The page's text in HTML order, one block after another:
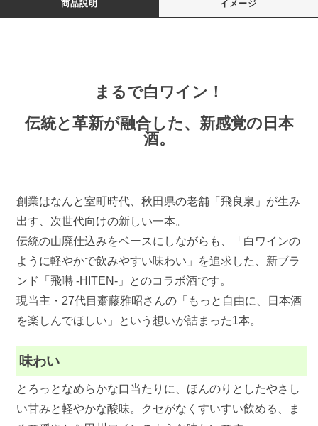
商品説明 イメージ
まるで白ワイン！
伝統と革新が融合した、新感覚の日本
酒。
創業はなんと室町時代、秋田県の老舗「飛良泉」が生み
出す、次世代向けの新しい一本。
伝統の山廃仕込みをベースにしながらも、「白ワインの
ように軽やかで飲みやすい味わい」を追求した、新ブラ
ンド「飛囀 -HITEN-」とのコラボ酒です。
現当主・27代目齋藤雅昭さんの「もっと自由に、日本酒
を楽しんでほしい」という想いが詰まった1本。
味わい
とろっとなめらかな口当たりに、ほんのりとしたやさし
い甘みと軽やかな酸味。クセがなくすいすい飲める、ま